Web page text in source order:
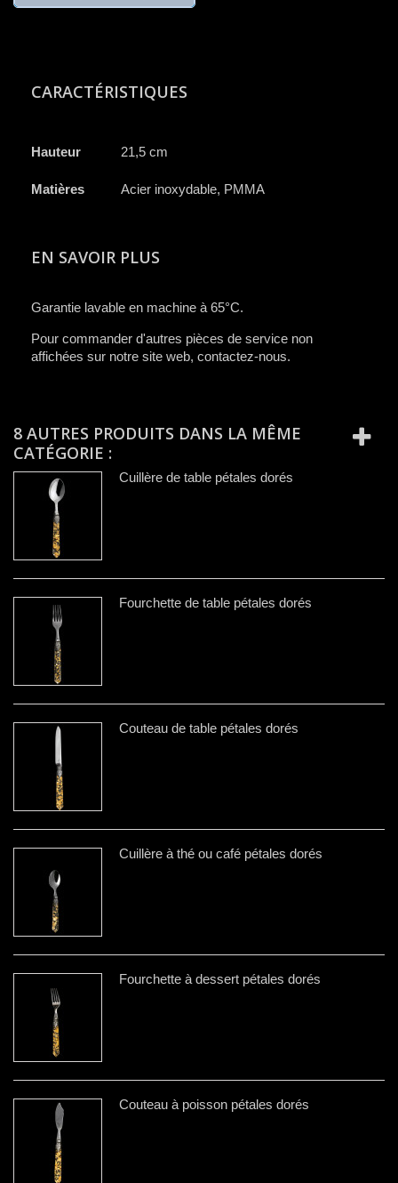
CARACTÉRISTIQUES
Hauteur 21,5 cm
Matières Acier inoxydable, PMMA
EN SAVOIR PLUS
Garantie lavable en machine à 65°C.
Pour commander d'autres pièces de service non
affichées sur notre site web, contactez-nous.
8 AUTRES PRODUITS DANS LA MÊME
CATÉGORIE :
Cuillère de table pétales dorés
Fourchette de table pétales dorés
Couteau de table pétales dorés
Cuillère à thé ou café pétales dorés
Fourchette à dessert pétales dorés
Couteau à poisson pétales dorés